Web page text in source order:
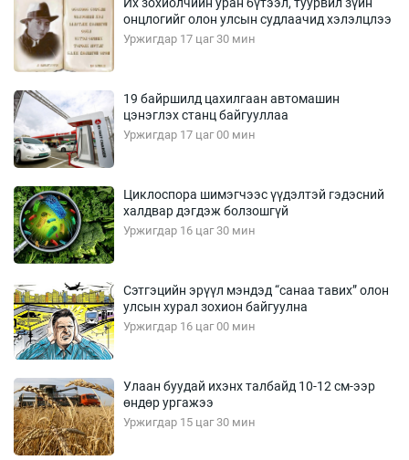
онцлогийг олон улсын судлаачид хэлэлцлээ
Уржигдар 17 цаг 30 мин
19 байршилд цахилгаан автомашин
цэнэглэх станц байгууллаа
Уржигдар 17 цаг 00 мин
Циклоспора шимэгчээс үүдэлтэй гэдэсний
халдвар дэгдэж болзошгүй
Уржигдар 16 цаг 30 мин
Сэтгэцийн эрүүл мэндэд “санаа тавих” олон
улсын хурал зохион байгуулна
Уржигдар 16 цаг 00 мин
Улаан буудай ихэнх талбайд 10-12 см-ээр
өндөр ургажээ
Уржигдар 15 цаг 30 мин